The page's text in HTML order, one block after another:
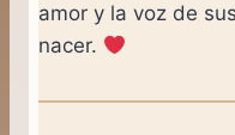
amor y la voz de
nacer.